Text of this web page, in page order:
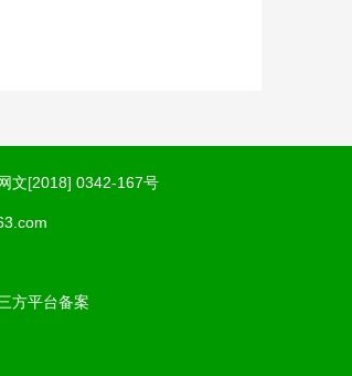
文[2018] 0342-167号
方平台备案